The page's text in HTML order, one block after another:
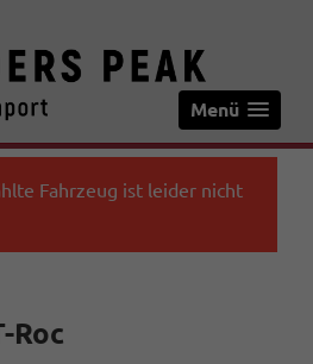
Menü
Fahrzeug ist leider nicht
Roc